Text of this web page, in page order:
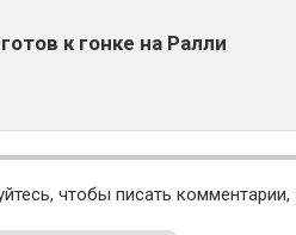
к гонке на Ралли
чтобы писать